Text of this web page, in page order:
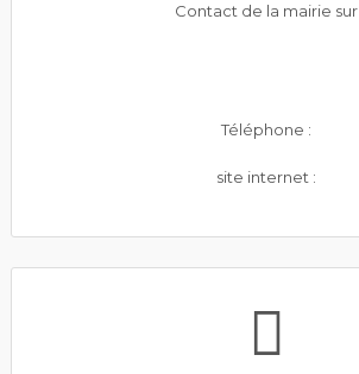
Contact de la mairie sur
Téléphone :
site internet :